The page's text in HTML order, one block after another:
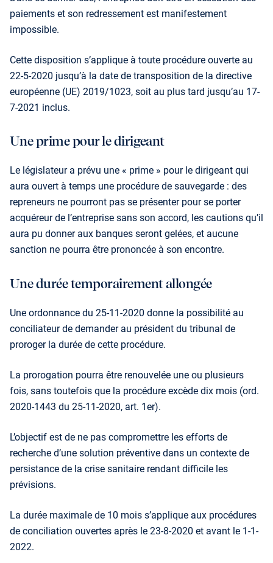
paiements et son redressement est manifestement
impossible.
Cette disposition s’applique à toute procédure ouverte au
22-5-2020 jusqu’à la date de transposition de la directive
européenne (UE) 2019/1023, soit au plus tard jusqu’au 17-
7-2021 inclus.
Une prime pour le dirigeant
Le législateur a prévu une « prime » pour le dirigeant qui
aura ouvert à temps une procédure de sauvegarde : des
repreneurs ne pourront pas se présenter pour se porter
acquéreur de l’entreprise sans son accord, les cautions qu’il
aura pu donner aux banques seront gelées, et aucune
sanction ne pourra être prononcée à son encontre.
Une durée temporairement allongée
Une ordonnance du 25-11-2020 donne la possibilité au
conciliateur de demander au président du tribunal de
proroger la durée de cette procédure.
La prorogation pourra être renouvelée une ou plusieurs
fois, sans toutefois que la procédure excède dix mois (ord.
2020-1443 du 25-11-2020, art. 1er).
L’objectif est de ne pas compromettre les efforts de
recherche d’une solution préventive dans un contexte de
persistance de la crise sanitaire rendant difficile les
prévisions.
La durée maximale de 10 mois s’applique aux procédures
de conciliation ouvertes après le 23-8-2020 et avant le 1-1-
2022.